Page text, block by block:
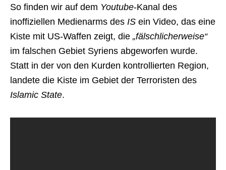
So finden wir auf dem Youtube-Kanal des
inoffiziellen Medienarms des IS ein Video, das eine
Kiste mit US-Waffen zeigt, die „fälschlicherweise“
im falschen Gebiet Syriens abgeworfen wurde.
Statt in der von den Kurden kontrollierten Region,
landete die Kiste im Gebiet der Terroristen des
Islamic State.